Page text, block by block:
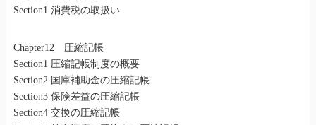
Section1 消費税の取扱い
Chapter12 圧縮記帳
Section1 圧縮記帳制度の概要
Section2 国庫補助金の圧縮記帳
Section3 保険差益の圧縮記帳
Section4 交換の圧縮記帳